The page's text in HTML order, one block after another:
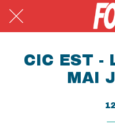
CIC EST -
MAI